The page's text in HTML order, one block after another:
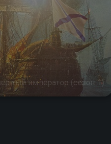
император (сезон 1)